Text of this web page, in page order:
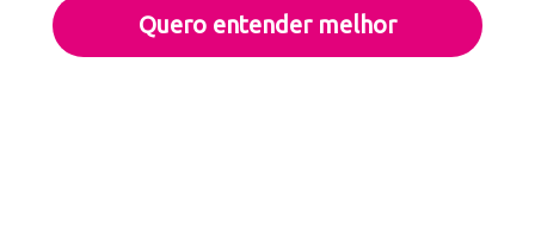
Quero entender melhor